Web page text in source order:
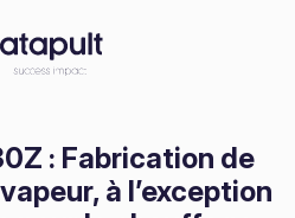
: Fabrication de
à l’exception